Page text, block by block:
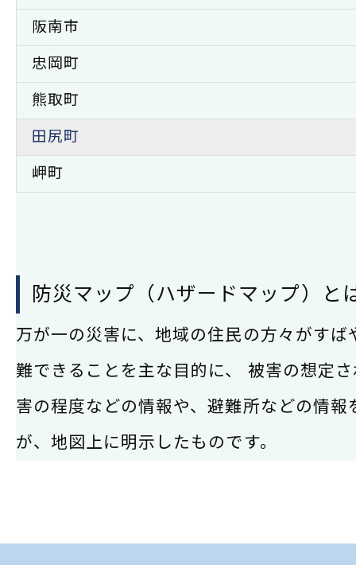
阪南市
忠岡町
熊取町
田尻町
岬町
防災マップ（ハザードマップ）と
万が一の災害に、地域の住民の方々がすば
難できることを主な目的に、 被害の想定
害の程度などの情報や、避難所などの情報
が、地図上に明示したものです。